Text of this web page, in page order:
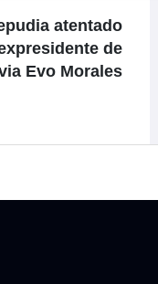
atentado
de
Evo Morales